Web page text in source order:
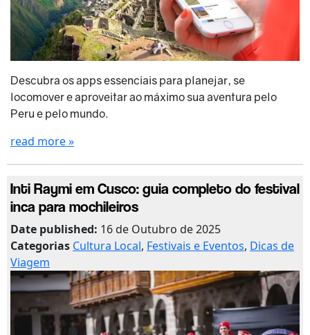
Descubra os apps essenciais para planejar, se
locomover e aproveitar ao máximo sua aventura pelo
Peru e pelo mundo.
read more »
Inti Raymi em Cusco: guia completo do festival
inca para mochileiros
Date published: 16 de Outubro de 2025
Categorias Cultura Local, Festivais e Eventos, Dicas de
Viagem